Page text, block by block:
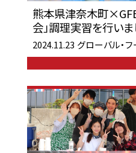
熊本県津奈木町
会」調理実習を行いま
2024.11.23 グローバル・